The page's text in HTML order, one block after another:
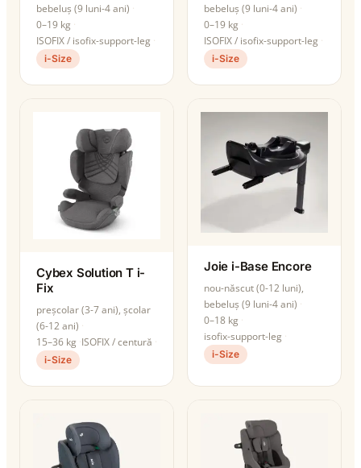
bebeluș (9 luni-4 ani)
0–19 kg
ISOFIX / isofix-support-leg
i-Size
bebeluș (9 luni-4 ani)
0–19 kg
ISOFIX / isofix-support-leg
i-Size
Cybex Solution T i-
Fix
preșcolar (3-7 ani), școlar
(6-12 ani)
15–36 kg ISOFIX / centură
i-Size
Joie i-Base Encore
nou-născut (0-12 luni),
bebeluș (9 luni-4 ani)
0–18 kg
isofix-support-leg
i-Size